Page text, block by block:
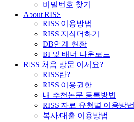
비밀번호 찾기
About RISS
RISS 이용방법
RISS 지식더하기
DB연계 현황
BI 및 배너 다운로드
RISS 처음 방문 이세요?
RISS란?
RISS 이용권한
내 추천논문 등록방법
RISS 자료 유형별 이용방법
복사/대출 이용방법